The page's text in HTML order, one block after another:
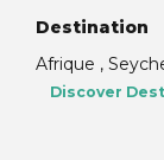
Destination
Afrique ,
Discover